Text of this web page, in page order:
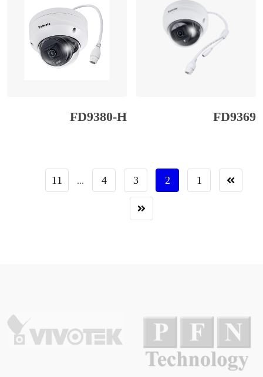
FD9369
FD9380-H
1
2
3
4
...
11